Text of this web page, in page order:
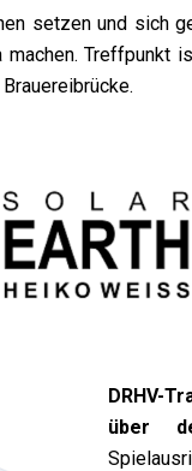
setzen und sich
machen. Treffpunkt
DRHV-
über